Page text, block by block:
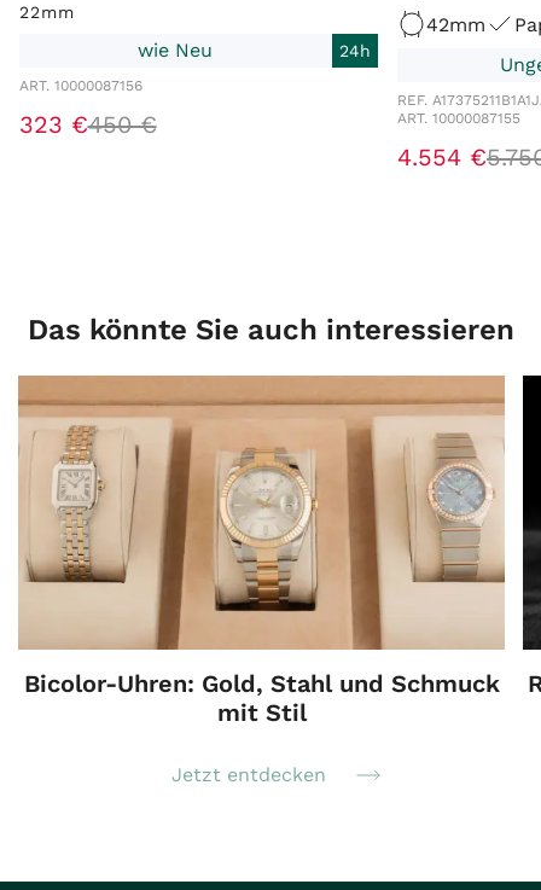
22mm
wie Neu 24h
ART. 10000087156
323 €450 €
42mm
REF. A17375211B1A1
ART. 10000087155
4.554 €
Das könnte Sie auch interessieren
Bicolor-Uhren: Gold, Stahl und Schmuck
mit Stil
Jetzt entdecken